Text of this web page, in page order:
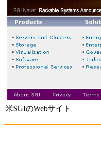
米SGIのWebサイト